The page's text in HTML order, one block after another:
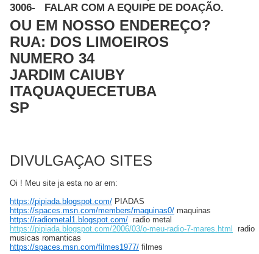
3006-
FALAR COM A EQUIPE DE DOAÇÃO.
OU EM NOSSO ENDEREÇO?
RUA: DOS LIMOEIROS
NUMERO 34
JARDIM CAIUBY
ITAQUAQUECETUBA
SP
DIVULGAÇAO SITES
Oi ! Meu site ja esta no ar em:
https://pipiada.blogspot.com/ PIADAS
https://spaces.msn.com/members/maquinas0/ maquinas
https://radiometal1.blogspot.com/ radio metal
https://pipiada.blogspot.com/2006/03/o-meu-radio-7-mares.html
radio
musicas romanticas
https://spaces.msn.com/filmes1977/ filmes